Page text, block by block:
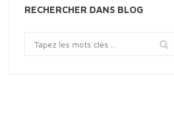
RECHERCHER DANS BLOG